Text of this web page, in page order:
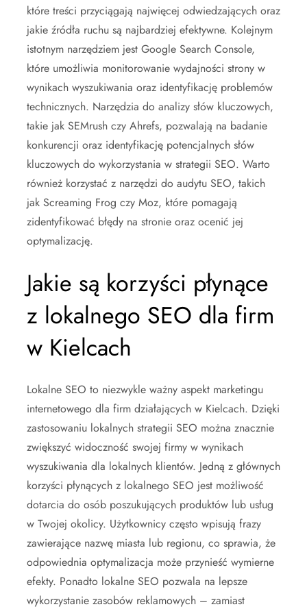
które treści przyciągają najwięcej odwiedzających oraz
jakie źródła ruchu są najbardziej efektywne. Kolejnym
istotnym narzędziem jest Google Search Console,
które umożliwia monitorowanie wydajności strony w
wynikach wyszukiwania oraz identyfikację problemów
technicznych. Narzędzia do analizy słów kluczowych,
takie jak SEMrush czy Ahrefs, pozwalają na badanie
konkurencji oraz identyfikację potencjalnych słów
kluczowych do wykorzystania w strategii SEO. Warto
również korzystać z narzędzi do audytu SEO, takich
jak Screaming Frog czy Moz, które pomagają
zidentyfikować błędy na stronie oraz ocenić jej
optymalizację.
Jakie są korzyści płynące
z lokalnego SEO dla firm
w Kielcach
Lokalne SEO to niezwykle ważny aspekt marketingu
internetowego dla firm działających w Kielcach. Dzięki
zastosowaniu lokalnych strategii SEO można znacznie
zwiększyć widoczność swojej firmy w wynikach
wyszukiwania dla lokalnych klientów. Jedną z głównych
korzyści płynących z lokalnego SEO jest możliwość
dotarcia do osób poszukujących produktów lub usług
w Twojej okolicy. Użytkownicy często wpisują frazy
zawierające nazwę miasta lub regionu, co sprawia, że
odpowiednia optymalizacja może przynieść wymierne
efekty. Ponadto lokalne SEO pozwala na lepsze
wykorzystanie zasobów reklamowych – zamiast